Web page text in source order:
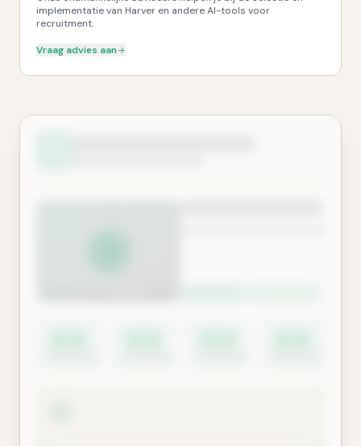
implementatie van Harver en andere AI-tools voor
recruitment.
Vraag advies aan